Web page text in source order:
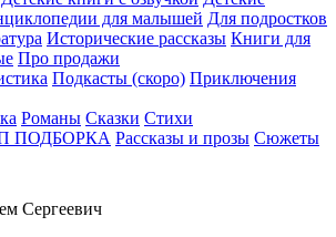
для малышей Для подростков
Исторические рассказы Книги для
Про продажи
Подкасты (скоро) Приключения
Романы Сказки Стихи
ПОДБОРКА Рассказы и прозы Сюжеты
Сергеевич